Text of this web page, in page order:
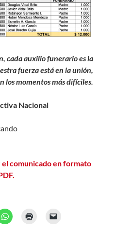
cada auxilio funerario es la
fuerza está en la unión,
los momentos más difíciles.
Nacional
comunicado en formato